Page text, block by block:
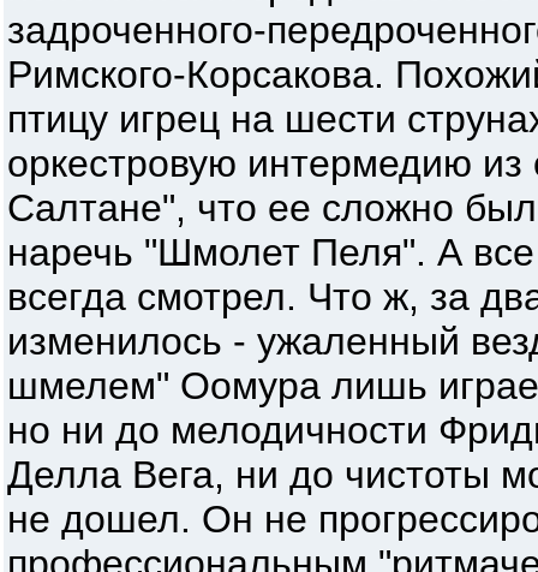
задроченного-
Римского-Корсакова.
птицу игрец на шести
оркестровую интермедию
Салтане", что ее сложно
наречь "Шмолет Пеля". А
всегда смотрел. Что ж, за
изменилось - ужаленный
шмелем" Оомура лишь
но ни до мелодичности
Делла Вега, ни до чистоты
не дошел. Он не